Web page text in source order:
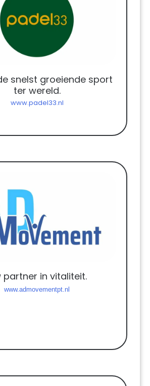
snelst groeiende sport
ter wereld.
www.padel33.nl
partner in vitaliteit.
www.admovementpt.nl